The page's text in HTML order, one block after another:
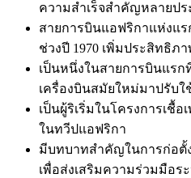
ความสำเร็จสำคัญหลายปร
สายการบินแอฟริกาแห่งแร
ช่วงปี 1970 เพิ่มประสิทธิภ
เป็นหนึ่งในสายการบินแร
เครื่องบินสมัยใหม่มาปรับใ
เป็นผู้ริเริ่มในโครงการเชื้
ในทวีปแอฟริกา
มีบทบาทสำคัญในการก่อตั้
เพื่อส่งเสริมความร่วมมือร